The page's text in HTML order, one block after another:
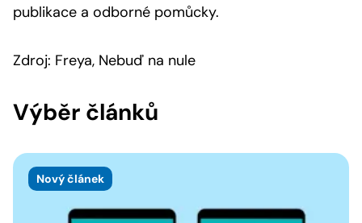
publikace a odborné pomůcky.
Zdroj: Freya, Nebuď na nule
Výběr článků
Nový článek